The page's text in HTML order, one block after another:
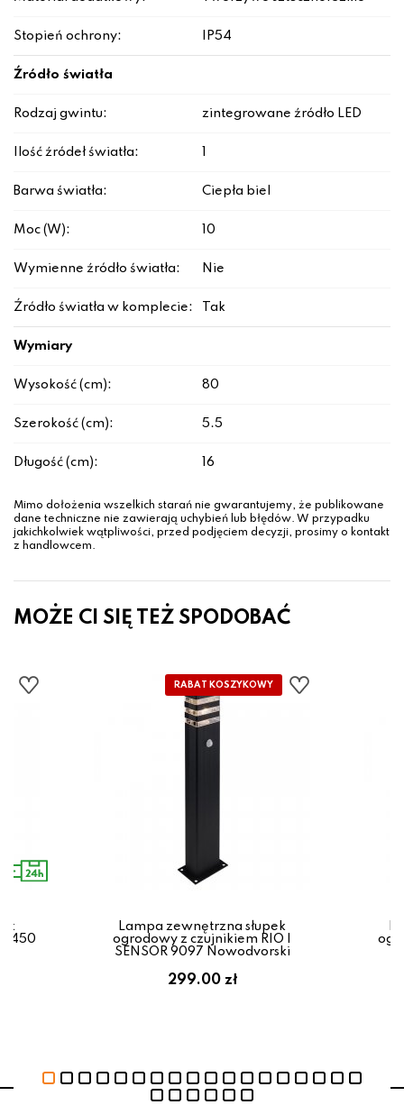
Stopień ochrony: IP54
Źródło światła
Rodzaj gwintu: zintegrowane źródło LED
Ilość źródeł światła:
Barwa światła: Ciepła biel
Moc (W): 10
Wymienne źródło światła: Nie
Źródło światła w komplecie: Tak
Wymiary
Wysokość (cm): 80
Szerokość (cm): 5.5
Długość (cm): 16
Mimo dołożenia wszelkich starań nie gwarantujemy, że publikowane
dane techniczne nie zawierają uchybień lub błędów. W przypadku
jakichkolwiek wątpliwości, przed podjęciem decyzji, prosimy o kontakt
z handlowcem.
MOŻE CI SIĘ TEŻ SPODOBAĆ
450
Lampa zewnętrzna słupek
ogrodowy z czujnikiem RIO I
SENSOR 9097 Nowodvorski
299.00 zł